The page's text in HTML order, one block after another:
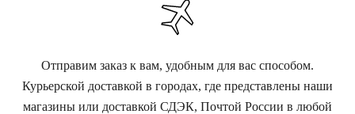
Отправим заказ к вам, удобным для вас способом.
Курьерской доставкой в городах, где представлены наши
магазины или доставкой СДЭК, Почтой России в любой